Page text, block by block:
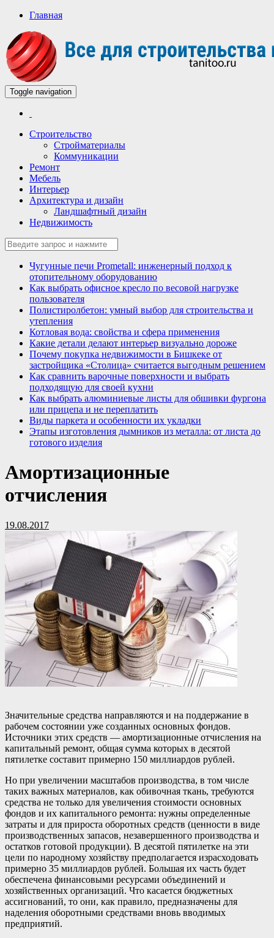
Главная
Строительный портал
Всё для строительства и ремонта
Toggle navigation
Строительство
Стройматериалы
Коммуникации
Ремонт
Мебель
Интерьер
Архитектура и дизайн
Ландшафтный дизайн
Недвижимость
Чугунные печи Prometall: инженерный подход к
отопительному оборудованию
Как выбрать офисное кресло по весовой нагрузке
пользователя
Полистиролбетон: умный выбор для строительства и
утепления
Котловая вода: свойства и сфера применения
Какие детали делают интерьер визуально дороже
Почему покупка недвижимости в Бишкеке от
застройщика «Столица» считается выгодным решением
Как сравнить варочные поверхности и выбрать
подходящую для своей кухни
Как выбрать алюминиевые листы для обшивки фургона
или прицепа и не переплатить
Виды паркета и особенности их укладки
Этапы изготовления дымников из металла: от листа до
готового изделия
Амортизационные
отчисления
19.08.2017
Значительные средства направляются и на поддержание в
рабочем состоянии уже созданных основных фондов.
Источники этих средств — амортизационные отчисления на
капитальный ремонт, общая сумма которых в десятой
пятилетке составит примерно 150 миллиардов рублей.
Но при увеличении масштабов производства, в том числе
таких важных материалов, как обивочная ткань, требуются
средства не только для увеличения стоимости основных
фондов и их капитального ремонта: нужны определенные
затраты и для прироста оборотных средств (ценности в виде
производственных запасов, незавершенного производства и
остатков готовой продукции). В десятой пятилетке на эти
цели по народному хозяйству предполагается израсходовать
примерно 35 миллиардов рублей. Большая их часть будет
обеспечена финансовыми ресурсами объединений и
хозяйственных организаций. Что касается бюджетных
ассигнований, то они, как правило, предназначены для
наделения оборотными средствами вновь вводимых
предприятий.